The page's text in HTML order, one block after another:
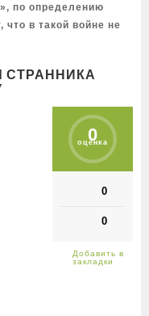
по определению
что в такой войне не
СТРАННИКА
0
оценка
0
0